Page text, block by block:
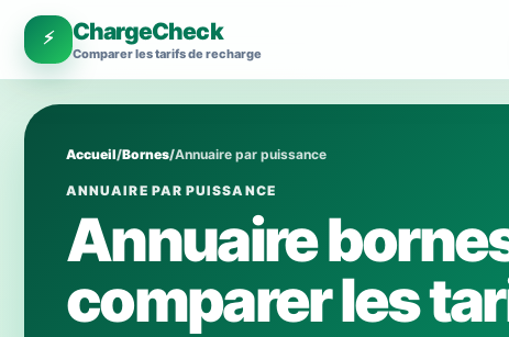
⚡ ChargeCheck
Comparer les tarifs de recharge
Accueil/Bornes/Annuaire par puissance
ANNUAIRE PAR PUISSANCE
Annuaire
comparer les